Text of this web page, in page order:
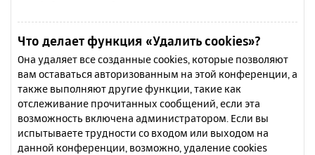
Что делает функция «Удалить cookies»?
Она удаляет все созданные cookies, которые позволяют
вам оставаться авторизованным на этой конференции, а
также выполняют другие функции, такие как
отслеживание прочитанных сообщений, если эта
возможность включена администратором. Если вы
испытываете трудности со входом или выходом на
данной конференции, возможно, удаление cookies